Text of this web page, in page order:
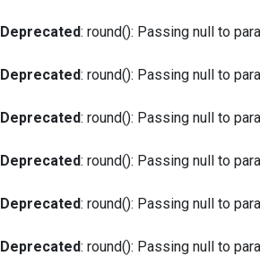
Deprecated: round(): Passing null to
Deprecated: round(): Passing null to
Deprecated: round(): Passing null to
Deprecated: round(): Passing null to
Deprecated: round(): Passing null to
Deprecated: round(): Passing null to